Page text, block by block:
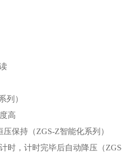
列）
高
保持（ZGS-Z智能化系列）
时，计时完毕后自动降压（